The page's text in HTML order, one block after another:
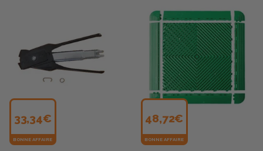
33,34€
BONNE AFFAIRE
48,72€
BONNE AFFAIRE